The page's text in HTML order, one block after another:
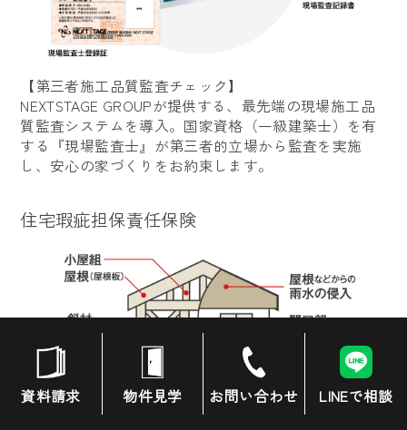
資料請求 物件見学 お問い合わせ LINEで相談
【第三者施工品質監査チェック】
NEXTSTAGE GROUPが提供する、最先端の現場施工品
質監査システムを導入。国家資格（一級建築士）を有
する『現場監査士』が第三者的立場から監査を実施
し、安心の家づくりをお約束します。
住宅瑕疵担保責任保険